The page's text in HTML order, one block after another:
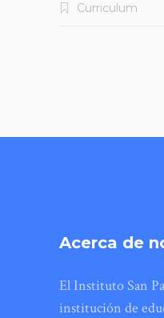
Curriculum
Acerca de
El Instituto San
institución de